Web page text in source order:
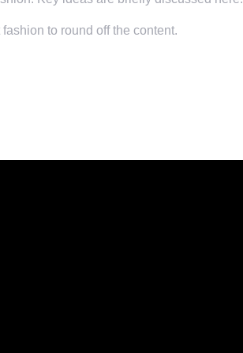
to round off the content.